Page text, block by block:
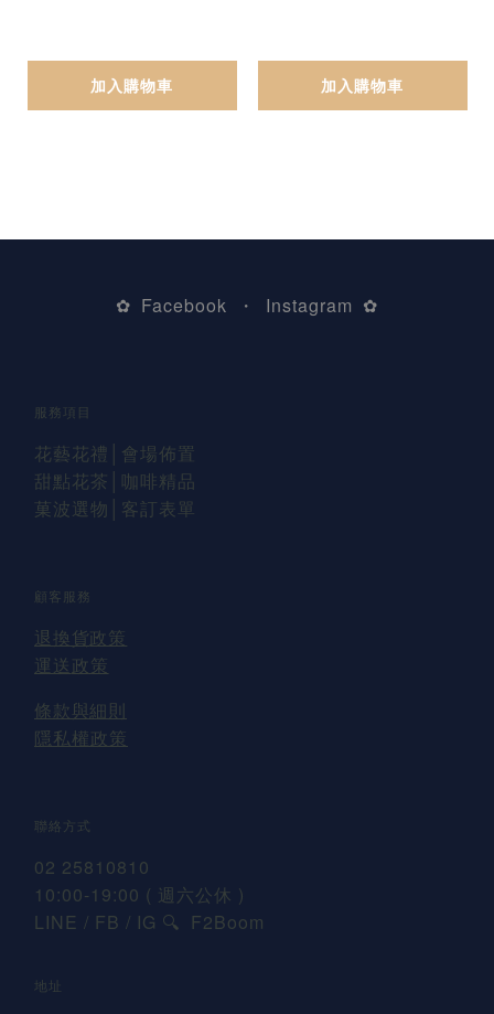
加入購物車 加入購物車
✿ Facebook ・ Instagram ✿
服務項目
花藝花禮
│會場佈置
甜點花茶│咖啡精品
菓波選物
客訂表單
顧客服務
退換貨政策
運送 政策
條款與細則
隱私權政策
聯絡方式
02 25810810
10:00-19:00 ( 週六公休 )
LINE / FB / IG 🔍 F2Boom
地址